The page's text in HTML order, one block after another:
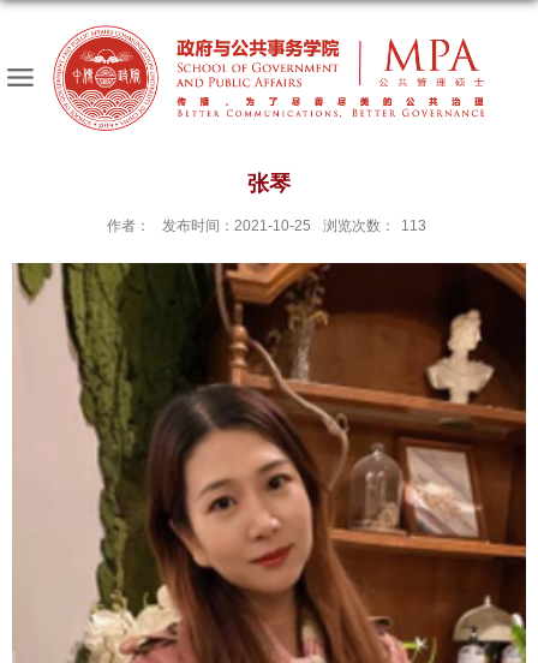
张琴
作者： 发布时间：2021-10-25 浏览次数： 113